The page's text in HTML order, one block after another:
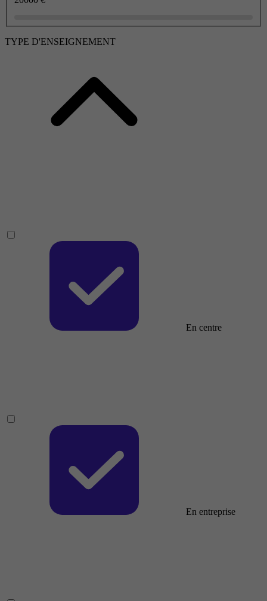
TYPE D'ENSEIGNEMENT
En centre
En entreprise